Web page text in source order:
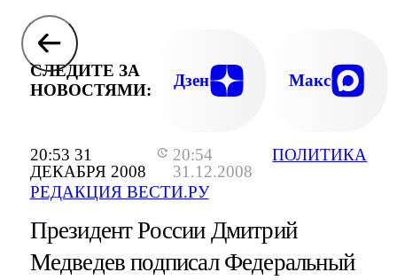
20:53 31
ДЕКАБРЯ 2008
20:54
31.12.2008
РЕДАКЦИЯ ВЕСТИ.РУ
ПОЛИТИКА
СЛЕДИТЕ ЗА
НОВОСТЯМИ:
Дзен Макс
Президент России Дмитрий
Медведев подписал Федеральный